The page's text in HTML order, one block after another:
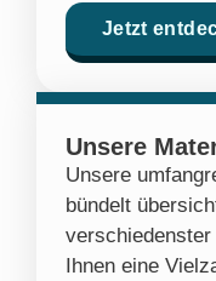
Jetzt
Unsere
Unsere
bündelt
Ihnen eine